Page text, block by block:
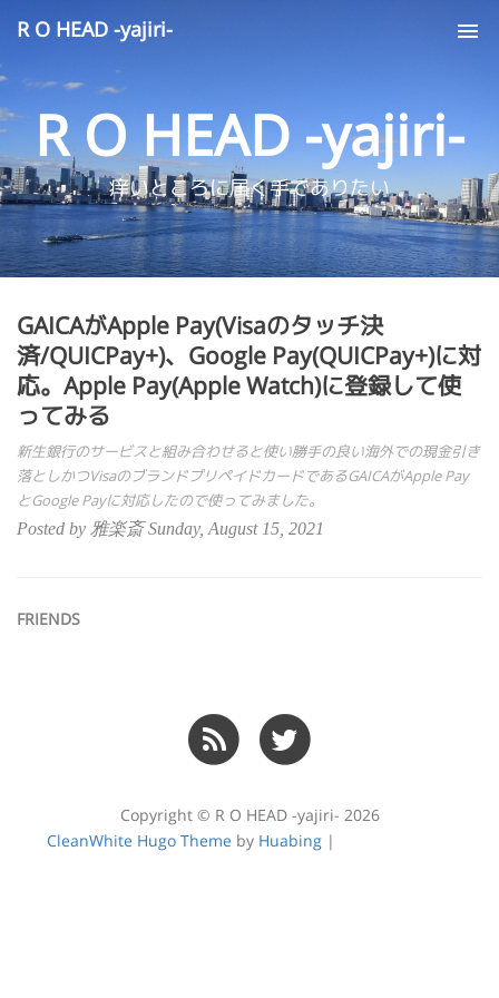
R O HEAD -yajiri-
R O HEAD -yajiri-
痒いところに届く手でありたい
GAICAがApple Pay(Visaのタッチ決
済/QUICPay+)、Google Pay(QUICPay+)に対
応。Apple Pay(Apple Watch)に登録して使
ってみる
新生銀行のサービスと組み合わせると使い勝手の良い海外での現金引き
落としかつVisaのブランドプリペイドカードであるGAICAがApple Pay
とGoogle Payに対応したので使ってみました。
Posted by 雅楽斎 Sunday, August 15, 2021
FRIENDS
Copyright © R O HEAD -yajiri- 2026
CleanWhite Hugo Theme by Huabing|